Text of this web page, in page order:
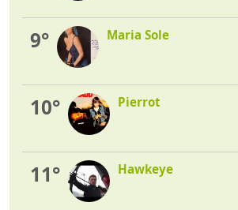
9° Maria Sole
10° Pierrot
11° Hawkeye